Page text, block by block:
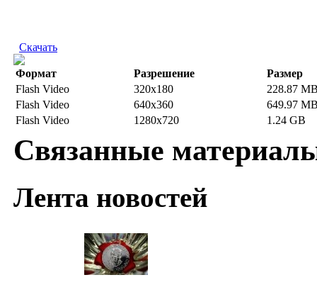
Скачать
Формат Разрешение
Размер
Flash Video
320x180
228.87
Flash Video
640x360
649.97
Flash Video
1280x720 1.24 GB
Связанные
Лента новостей